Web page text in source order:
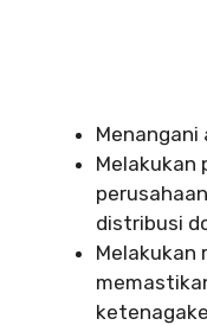
Melakukan
distribusi
Melakukan